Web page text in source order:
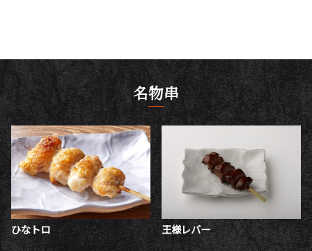
名物串
ひなトロ 王様レバー